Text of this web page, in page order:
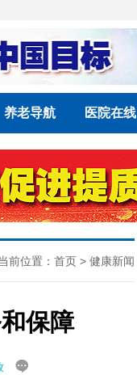
养老导航 医院在线
前位置： 首页 > 健康新闻
保障
